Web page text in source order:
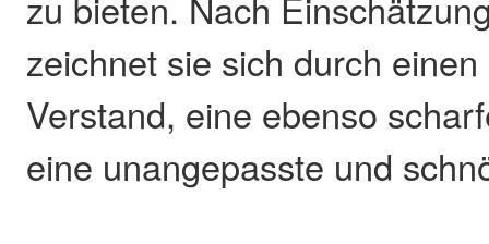
zeichnet sie sich durch
Verstand, eine ebenso
eine unangepasste und